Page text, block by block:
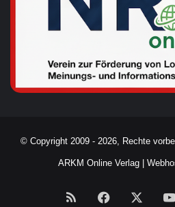
© Copyright 2009 - 2026, Rechte
ARKM Online Verlag
RSS Facebook